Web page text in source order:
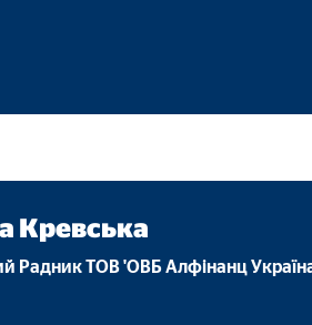
Кревська
Радник ТОВ 'ОВБ Алфінанц